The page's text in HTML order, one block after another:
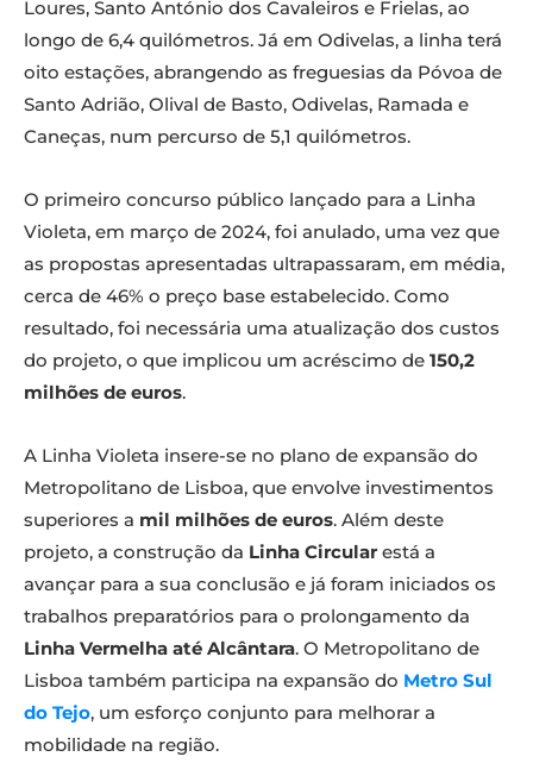
Loures, Santo António dos Cavaleiros e Frielas, ao
longo de 6,4 quilómetros. Já em Odivelas, a linha terá
oito estações, abrangendo as freguesias da Póvoa de
Santo Adrião, Olival de Basto, Odivelas, Ramada e
Caneças, num percurso de 5,1 quilómetros.
O primeiro concurso público lançado para a Linha
Violeta, em março de 2024, foi anulado, uma vez que
as propostas apresentadas ultrapassaram, em média,
cerca de 46% o preço base estabelecido. Como
resultado, foi necessária uma atualização dos custos
do projeto, o que implicou um acréscimo de 150,2
milhões de euros.
A Linha Violeta insere-se no plano de expansão do
Metropolitano de Lisboa, que envolve investimentos
superiores a mil milhões de euros. Além deste
projeto, a construção da Linha Circular está a
avançar para a sua conclusão e já foram iniciados os
trabalhos preparatórios para o prolongamento da
Linha Vermelha até Alcântara. O Metropolitano de
Lisboa também participa na expansão do Metro Sul
do Tejo, um esforço conjunto para melhorar a
mobilidade na região.